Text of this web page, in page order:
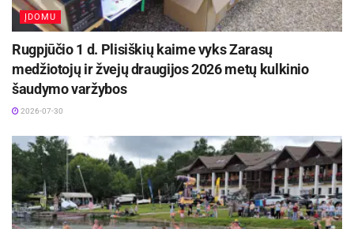
ĮDOMU
Rugpjūčio 1 d. Plisiškių kaime vyks Zarasų
medžiotojų ir žvejų draugijos 2026 metų kulkinio
šaudymo varžybos
2026-07-30